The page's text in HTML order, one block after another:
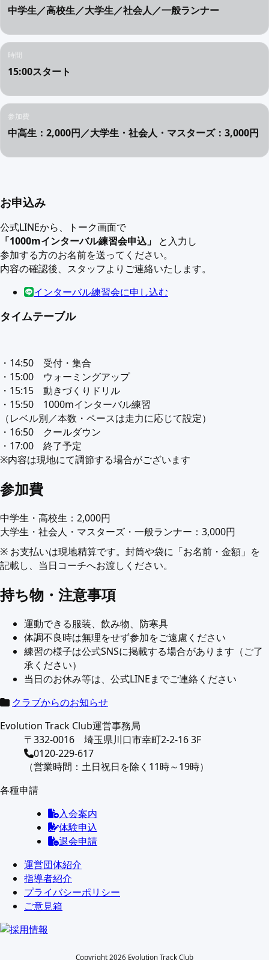
中学生／高校生／大学生／社会人／一般ランナー
時間
15:00スタート
参加費
中高生：2,000円／大学生・社会人・マスターズ：3,000円
お申込み
公式LINEから、トーク画面で
「1000mインターバル練習会申込」
と入力し
参加する方のお名前を送ってください。
内容の確認後、スタッフよりご連絡いたします。
インターバル練習会に申し込む
タイムテーブル
・14:50 受付・集合
・15:00 ウォーミングアップ
・15:15 動きづくりドリル
・15:50 1000mインターバル練習
（レベル別／本数・ペースは走力に応じて設定）
・16:50 クールダウン
・17:00 終了予定
※内容は現地にて調節する場合がございます
参加費
中学生・高校生：2,000円
大学生・社会人・マスターズ・一般ランナー：3,000円
※ お支払いは現地精算です。封筒や袋に「お名前・金額」を
記載し、当日コーチへお渡しください。
持ち物・注意事項
運動できる服装、飲み物、防寒具
体調不良時は無理をせず参加をご遠慮ください
練習の様子は公式SNSに掲載する場合があります（ご了
承ください）
当日のお休み等は、公式LINEまでご連絡ください
クラブからのお知らせ
Evolution Track Club運営事務局
〒332-0016 埼玉県川口市幸町2-2-16 3F
0120-229-617
（営業時間：土日祝日を除く11時～19時）
各種申請
入会案内
体験申込
退会申請
運営団体紹介
指導者紹介
プライバシーポリシー
ご意見箱
Copyright 2026 Evolution Track Club